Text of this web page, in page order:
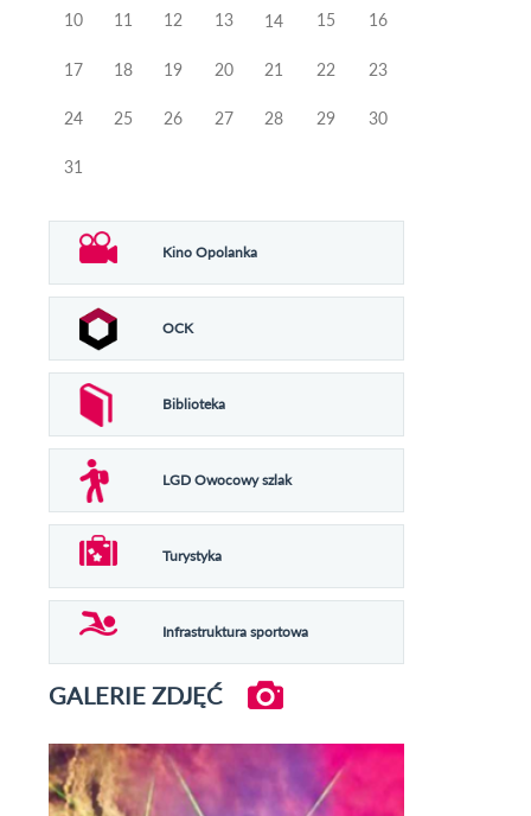
10 11 12 13 14 15 16
17 18 19 20 21 22 23
24 25 26 27 28 29 30
31
Kino Opolanka
OCK
Biblioteka
LGD Owocowy szlak
Turystyka
Infrastruktura sportowa
GALERIE ZDJĘĆ